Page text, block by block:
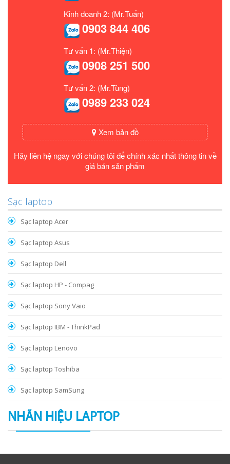
Kinh doanh 2: (Mr.Tuấn)
0903 844 406
Tư vấn 1: (Mr.Thiện)
0908 251 500
Tư vấn 2: (Mr.Tùng)
0989 233 024
Xem bản đồ
Hãy liên hệ ngay với chúng tôi để chính xác nhất thông tin về
giá bán sản phẩm
Sạc laptop
Sạc laptop Acer
Sạc laptop Asus
Sạc laptop Dell
Sạc laptop HP - Compag
Sạc laptop Sony Vaio
Sạc laptop IBM - ThinkPad
Sạc laptop Lenovo
Sạc laptop Toshiba
Sạc laptop SamSung
NHÃN HIỆU LAPTOP